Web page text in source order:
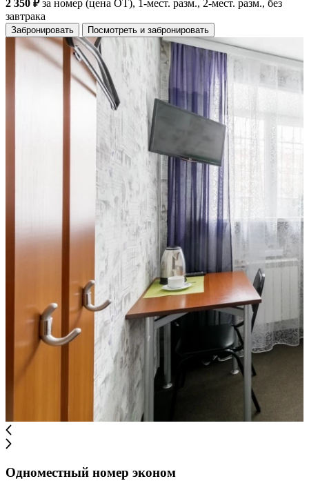
2 350 ₽за номер (цена ОТ), 1-мест. разм., 2-мест. разм., без
завтрака
Забронировать Посмотреть и забронировать
Одноместный номер эконом